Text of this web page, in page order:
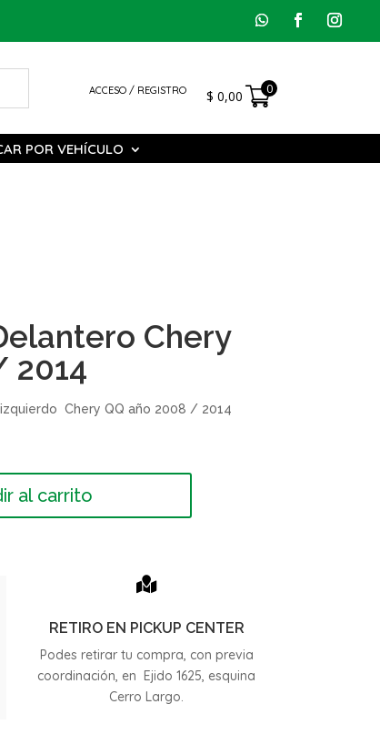
ACCESO / REGISTRO $ 0,00 0
POR VEHÍCULO
Chery
2014
Chery QQ año 2008 / 2014
al carrito

RETIRO EN PICKUP CENTER
Podes retirar tu compra, con previa
coordinación, en Ejido 1625, esquina
Cerro Largo.